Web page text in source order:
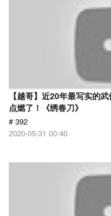
【越哥】近20年最写实的
点燃了！《绣春刀》
# 392
2020-05-31 00:40